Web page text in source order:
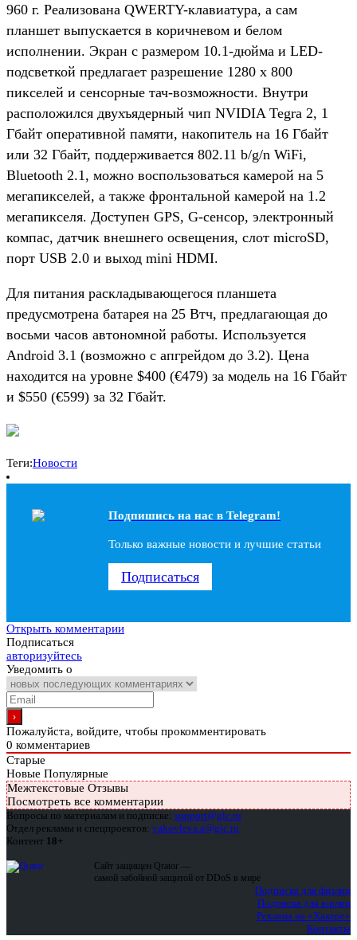
960 г. Реализована QWERTY-клавиатура, а сам
планшет выпускается в коричневом и белом
исполнении. Экран с размером 10.1-дюйма и LED-
подсветкой предлагает разрешение 1280 x 800
пикселей и сенсорные тач-возможности. Внутри
расположился двухъядерный чип NVIDIA Tegra 2, 1
Гбайт оперативной памяти, накопитель на 16 Гбайт
или 32 Гбайт, поддерживается 802.11 b/g/n WiFi,
Bluetooth 2.1, можно воспользоваться камерой на 5
мегапикселей, а также фронтальной камерой на 1.2
мегапикселя. Доступен GPS, G-сенсор, электронный
компас, датчик внешнего освещения, слот microSD,
порт USB 2.0 и выход mini HDMI.
Для питания раскладывающегося планшета
предусмотрена батарея на 25 Втч, предлагающая до
восьми часов автономной работы. Используется
Android 3.1 (возможно с апгрейдом до 3.2). Цена
находится на уровне $400 (€479) за модель на 16 Гбайт
и $550 (€599) за 32 Гбайт.
Теги:Новости
Подпишись на наc в Telegram!
Только важные новости и лучшие статьи
Подписаться
Открыть комментарии
Подписаться
авторизуйтесь
Уведомить о
Пожалуйста, войдите, чтобы прокомментировать
0 комментариев
Старые
Новые Популярные
Межтекстовые Отзывы
Посмотреть все комментарии
Вопросы по материалам и подписке: support@glc.ru
Отдел рекламы и спецпроектов: yakovleva.a@glc.ru
Контент 18+
Сайт защищен Qrator —
самой забойной защитой от DDoS в мире
Подписка для физлиц
Подписка для юрлиц
Реклама на «Хакере»
Контакты